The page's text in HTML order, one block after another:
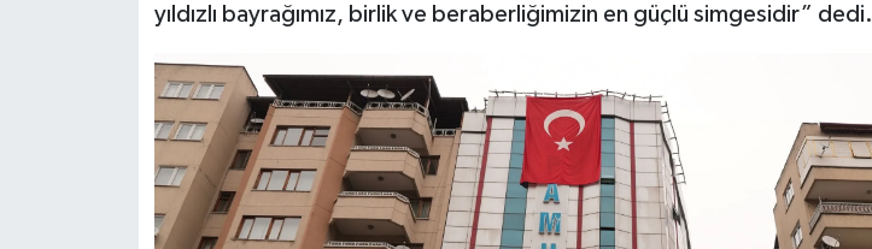
yıldızlı bayrağımız, birlik ve beraberliğimizin en güçlü simgesidir” dedi.